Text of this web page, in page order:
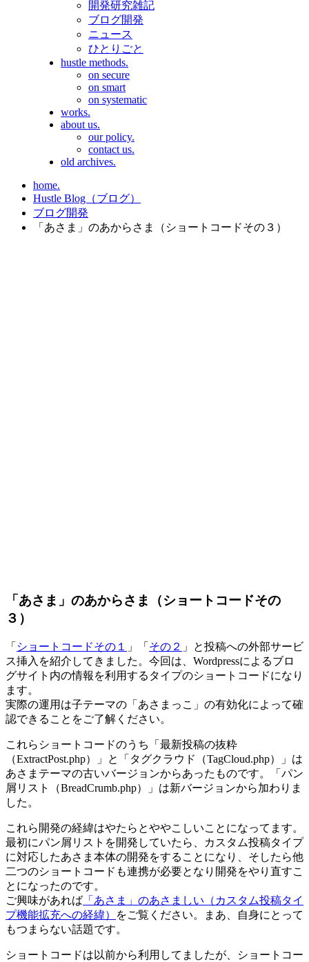
開発研究雑記
ブログ開発
ニュース
ひとりごと
hustle methods.
on secure
on smart
on systematic
works.
about us.
our policy.
contact us.
old archives.
home.
Hustle Blog（ブログ）
ブログ開発
「あさま」のあからさま（ショートコードその３）
「あさま」のあからさま（ショートコードその
３）
「 ショートコードその１ 」「 その２ 」と投稿への外部サービ
ス挿入を紹介してきました。今回は、Wordpressによるブロ
グサイト内の情報を利用するタイプのショートコードになり
ます。
実際の運用は子テーマの「あさまっこ」の有効化によって確
認できることをご了解ください。
これらショートコードのうち「最新投稿の抜粋
（ExtractPost.php）」と「タグクラウド（TagCloud.php）」は
あさまテーマの古いバージョンからあったものです。「パン
屑リスト（BreadCrumb.php）」は新バージョンから加わりま
した。
これら開発の経緯はやたらとややこしいことになってます。
最初にパン屑リストを開発していたら、カスタム投稿タイプ
に対応したあさま本体の開発をすることになり、そしたら他
二つのショートコードも連携が必要となり開発をやり直すこ
とになったのです。
ご興味があれば 「あさま」のあさましい（カスタム投稿タイ
プ機能拡充への経緯）
をご覧ください。まあ、自身にとって
もつまらない話題です。
ショートコードは以前から利用してましたが、ショートコー